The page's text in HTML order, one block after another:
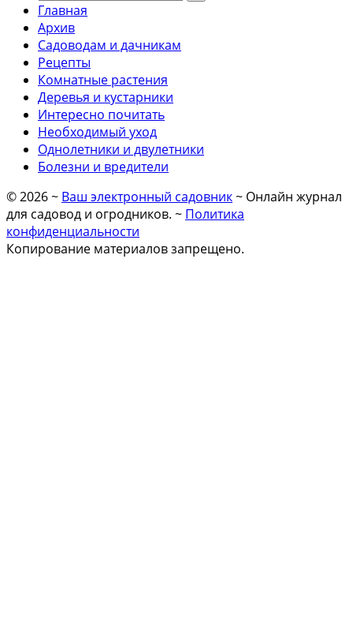
Главная
Архив
Садоводам и дачникам
Рецепты
Комнатные растения
Деревья и кустарники
Интересно почитать
Необходимый уход
Однолетники и двулетники
Болезни и вредители
©2026~ Ваш электронный садовник~ Онлайн журнал
для садовод и огродников. ~ Политика
конфиденциальности
Копирование материалов запрещено.